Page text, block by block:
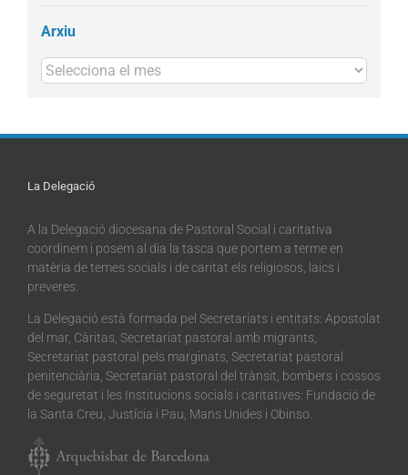
Arxiu
Arxius
La Delegació
A la Delegació diocesana de Pastoral Social i caritativa
coordinem i posem al dia la tasca que portem a terme en
matèria de temes socials i de caritat els religiosos, laics i
preveres.
La Delegació està formada pel Secretariats i entitats: Apostolat
del mar, Càritas, Secretariat pastoral amb migrants,
Secretariat pastoral pels marginats, Secretariat pastoral
penitenciària, Secretariat pastoral del trànsit, bombers i cossos
de seguretat i les Institucions socials i caritatives: Fundació de
la Santa Creu, Justícia i Pau, Mans Unides i Obinso.